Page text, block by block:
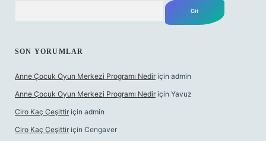
SON YORUMLAR
Anne Çocuk Oyun Merkezi Programı Nedir için admin
Anne Çocuk Oyun Merkezi Programı Nedir için Yavuz
Ciro Kaç Çeşittir için admin
Ciro Kaç Çeşittir için Cengaver